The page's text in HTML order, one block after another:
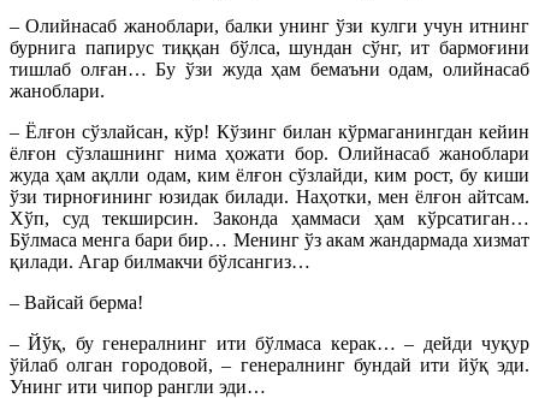
– Олийнасаб жаноблари, балки унинг ўзи кулги учун итнинг
бурнига папирус тиққан бўлса, шундан сўнг, ит бармоғини
тишлаб ол­ған… Бу ўзи жуда ҳам бемаъни одам, олийнасаб
жаноблари.
– Ёлғон сўзлайсан, кўр! Кўзинг билан кўрмаганингдан кейин
ёлғон сўзлашнинг нима ҳожати бор. Олийнасаб жаноблари
жуда ҳам ақлли одам, ким ёлғон сўзлайди, ким рост, бу киши
ўзи тирноғининг юзидак билади. Наҳотки, мен ёлғон айтсам.
Хўп, суд текширсин. Законда ҳаммаси ҳам кўрсатиган…
Бўлмаса менга бари бир… Менинг ўз акам жандармада хизмат
қилади. Агар билмакчи бўлсангиз…
– Вайсай берма!
– Йўқ, бу генералнинг ити бўлмаса керак… – дейди чуқур
ўйлаб олган городовой, – генералнинг бундай ити йўқ эди.
Унинг ити чипор рангли эди…